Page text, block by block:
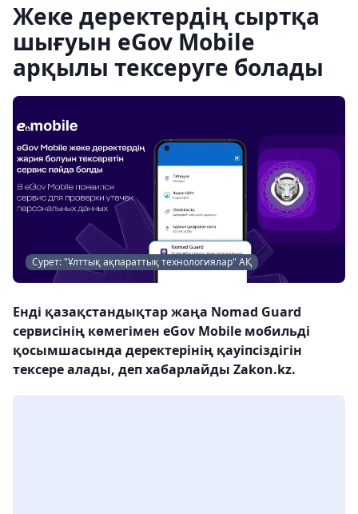
Жеке деректердің сыртқа
шығуын eGov Mobile
арқылы тексеруге болады
Сурет: "Ұлттық ақпараттық технологиялар" АҚ
Енді қазақстандықтар жаңа Nomad Guard
сервисінің көмегімен eGov Mobile мобильді
қосымшасында деректерінің қауіпсіздігін
тексере алады, деп хабарлайды Zakon.kz.